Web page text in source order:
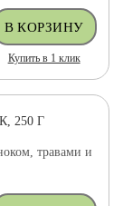
Купить в 1 клик
250 Г
травами и